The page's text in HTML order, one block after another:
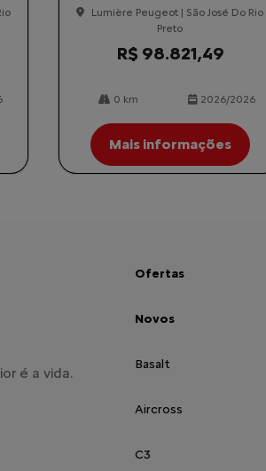
Lumière Peugeot | São José Do Rio
Preto
R$ 98.821,49
0 km 2026/2026
Mais informações
é a vida.
Ofertas
Novos
Basalt
Aircross
C3